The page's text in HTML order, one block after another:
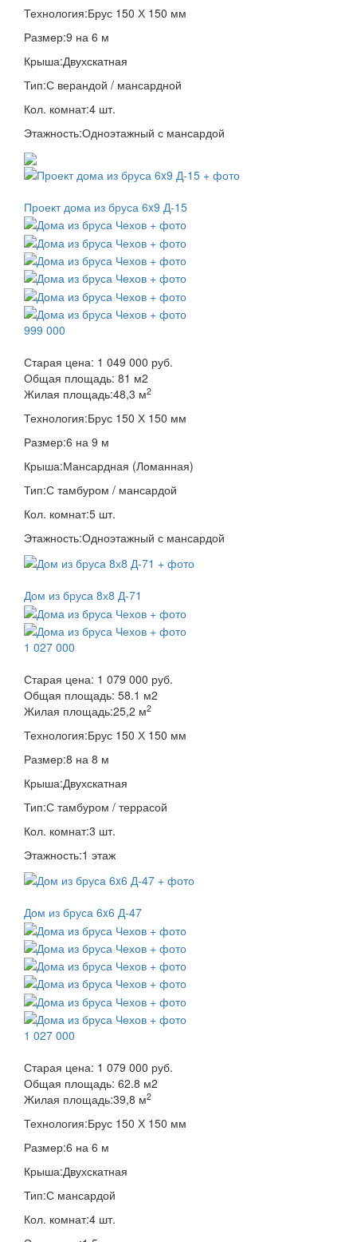
Технология:Брус 150 Х 150 мм
Размер:9 на 6 м
Крыша:Двухскатная
Тип:С верандой / мансардной
Кол. комнат:4 шт.
Этажность:Одноэтажный с мансардой
Проект дома из бруса 6x9 Д-15
999 000
Старая цена: 1 049 000 руб.
Общая площадь: 81 м2
Жилая площадь:48,3 м2
Технология:Брус 150 Х 150 мм
Размер:6 на 9 м
Крыша:Мансардная (Ломанная)
Тип:С тамбуром / мансардой
Кол. комнат:5 шт.
Этажность:Одноэтажный с мансардой
Дом из бруса 8х8 Д-71
1 027 000
Старая цена: 1 079 000 руб.
Общая площадь: 58.1 м2
Жилая площадь:25,2 м2
Технология:Брус 150 Х 150 мм
Размер:8 на 8 м
Крыша:Двухскатная
Тип:С тамбуром / террасой
Кол. комнат:3 шт.
Этажность:1 этаж
Дом из бруса 6x6 Д-47
1 027 000
Старая цена: 1 079 000 руб.
Общая площадь: 62.8 м2
Жилая площадь:39,8 м2
Технология:Брус 150 Х 150 мм
Размер:6 на 6 м
Крыша:Двухскатная
Тип:С мансардой
Кол. комнат:4 шт.